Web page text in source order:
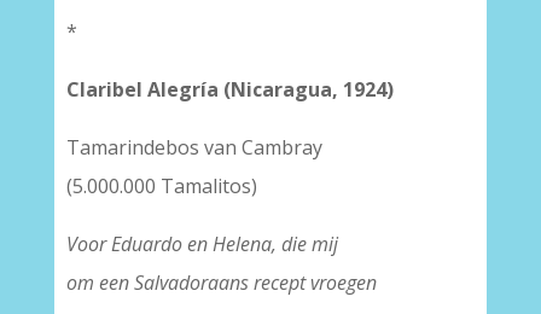
*
Claribel Alegría (Nicaragua, 1924)
Tamarindebos van Cambray
(5.000.000 Tamalitos)
Voor Eduardo en Helena, die mij
om een Salvadoraans recept vroegen